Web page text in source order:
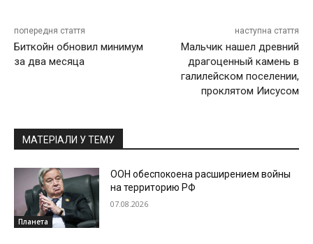
попередня стаття
Биткойн обновил минимум
за два месяца
наступна стаття
Мальчик нашел древний
драгоценный камень в
галилейском поселении,
проклятом Иисусом
МАТЕРІАЛИ У ТЕМУ
Планета
ООН обеспокоена расширением войны
на территорию РФ
07.08.2026